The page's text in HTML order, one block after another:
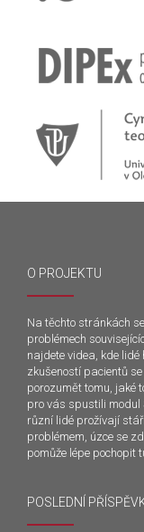
O PROJEKTU
Na těchto stránkách
problémech
najdete videa, kde lidé
zkušeností pacientů
porozumět tomu, jaké
pro vás spustili modul
různí lidé prožívají
problémem, úzce se
pomůže lépe pochopit
POSLEDNÍ